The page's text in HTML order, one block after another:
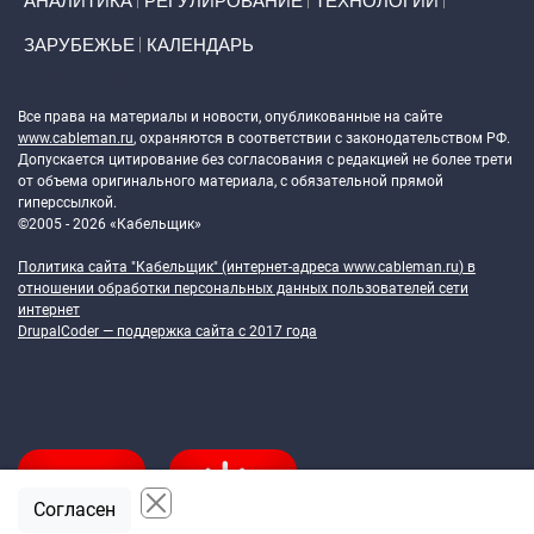
ЗАРУБЕЖЬЕ КАЛЕНДАРЬ
Все права на материалы и новости, опубликованные на сайте
www.cableman.ru, охраняются в соответствии с законодательством РФ.
Допускается цитирование без согласования с редакцией не более трети
от объема оригинального материала, с обязательной прямой
гиперссылкой.
©2005 - 2026 «Кабельщик»
Политика сайта "Кабельщик" (интернет-адреса www.cableman.ru) в
отношении обработки персональных данных пользователей сети
интернет
DrupalCoder — поддержка сайта c 2017 года
Согласен